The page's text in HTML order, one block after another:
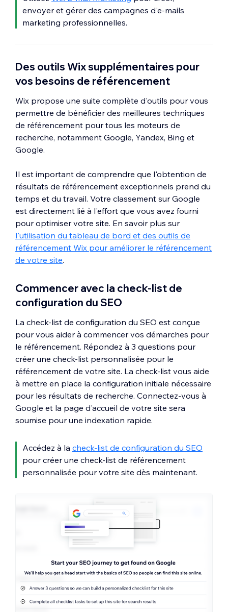
envoyer et gérer des campagnes d'e-mails
marketing professionnelles.
Des outils Wix supplémentaires pour
vos besoins de référencement
Wix propose une suite complète d'outils pour vous
permettre de bénéficier des meilleures techniques
de référencement pour tous les moteurs de
recherche, notamment Google, Yandex, Bing et
Google.
Il est important de comprendre que l'obtention de
résultats de référencement exceptionnels prend du
temps et du travail. Votre classement sur Google
est directement lié à l'effort que vous avez fourni
pour optimiser votre site. En savoir plus sur
l'utilisation du tableau de bord et des outils de
référencement Wix pour améliorer le référencement
de votre site.
Commencer avec la check‑list de
configuration du SEO
La check-list de configuration du SEO est conçue
pour vous aider à commencer vos démarches pour
le référencement. Répondez à 3 questions pour
créer une check‑list personnalisée pour le
référencement de votre site. La check-list vous aide
à mettre en place la configuration initiale nécessaire
pour les résultats de recherche. Connectez-vous à
Google et la page d'accueil de votre site sera
soumise pour une indexation rapide.
Accédez à la check‑list de configuration du SEO
pour créer une check-list de référencement
personnalisée pour votre site dès maintenant.